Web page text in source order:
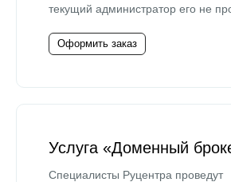
текущий администратор его не
Оформить заказ
Услуга «Доменный
Специалисты Руцентра проведут